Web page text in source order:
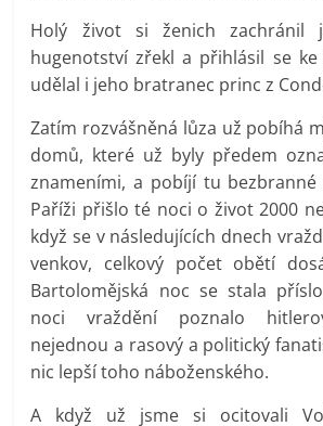
Holý život si ženich
hugenotství zřekl a přihlásil se ke
udělal i jeho bratranec princ z
Zatím rozvášněná lůza už pobíhá
domů, které už byly předem
znameními, a pobíjí tu bezbranné
Paříži přišlo té noci o život 2000
když se v následujících dnech
venkov, celkový počet obětí
Bartolomějská noc se stala
noci vraždění poznalo
nejednou a rasový a politický
nic lepší toho náboženského.
A když už jsme si ocitovali